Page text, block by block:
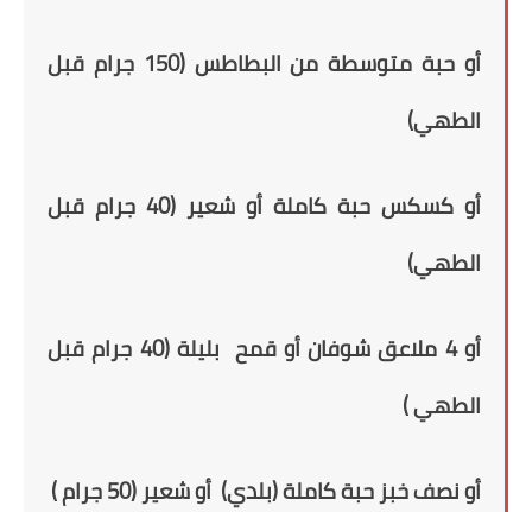
أو حبة متوسطة من البطاطس (150 جرام قبل
الطهي)
أو كسكس حبة كاملة أو شعير (40 جرام قبل
الطهي)
أو 4 ملاعق شوفان أو قمح بليلة (40 جرام قبل
الطهي )
أو نصف خبز حبة كاملة (بلدي) أو شعير (50 جرام )